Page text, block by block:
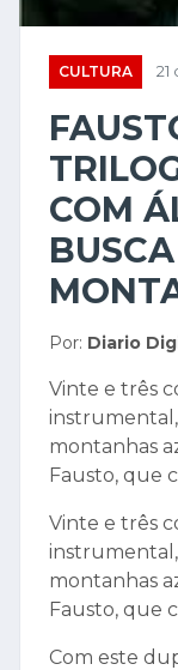
CULTURA 21
COM
Por: Diario
Vinte e três
instrumental,
montanhas
Fausto, que
Vinte e três
instrumental,
montanhas
Fausto, que
Com este